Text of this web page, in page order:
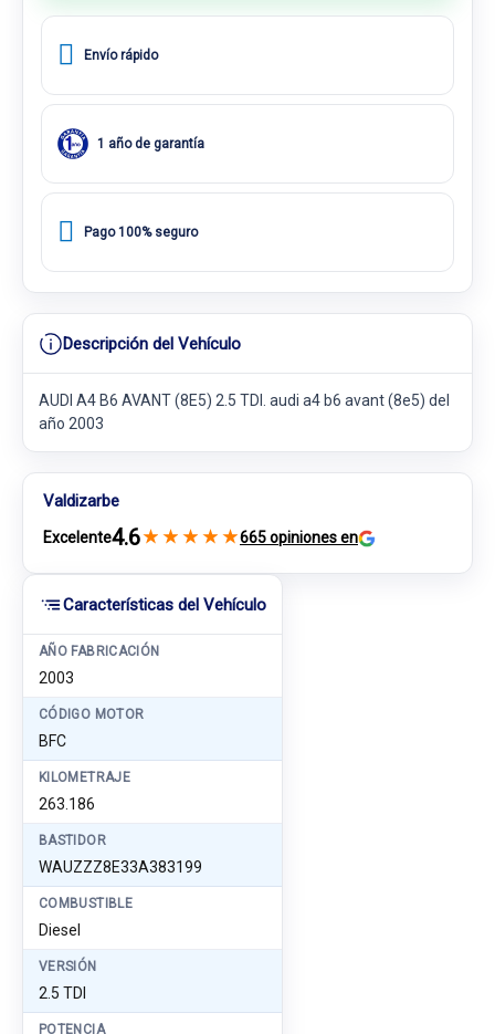
Características del Vehículo
AÑO FABRICACIÓN
2003
CÓDIGO MOTOR
BFC
KILOMETRAJE
263.186
BASTIDOR
WAUZZZ8E33A383199
COMBUSTIBLE
Diesel
VERSIÓN
2.5 TDI
POTENCIA
Envío rápido
1 año de garantía
Pago 100% seguro
Descripción del Vehículo
AUDI A4 B6 AVANT (8E5) 2.5 TDI. audi a4 b6 avant (8e5) del
año 2003
Valdizarbe
Excelente4.6★ ★ ★ ★ ★665 opiniones en